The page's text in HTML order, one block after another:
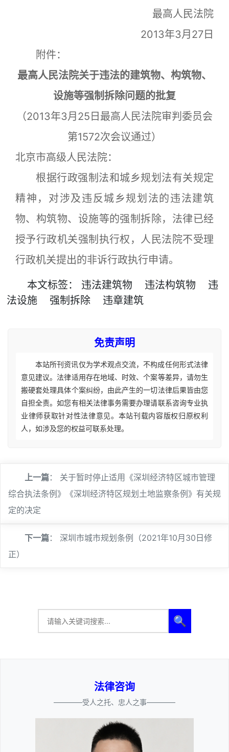
最高人民法院
2013年3月27日
附件：
最高人民法院关于违法的建筑物、构筑物、
设施等强制拆除问题的批复
（2013年3月25日最高人民法院审判委员会
第1572次会议通过）
北京市高级人民法院：
根据行政强制法和城乡规划法有关规定
精神，对涉及违反城乡规划法的违法建筑
物、构筑物、设施等的强制拆除，法律已经
授予行政机关强制执行权，人民法院不受理
行政机关提出的非诉行政执行申请。
本文标签： 违法建筑物 违法构筑物
违
法设施
强制拆除 违章建筑
免责声明
本站所刊资讯仅为学术观点交流，不构成任何形式法律
意见建议。法律适用存在地域、时效、个案等差异，请勿生
搬硬套处理具体个案纠纷，由此产生的一切法律后果皆由您
自担全责。如您有相关法律事务需要办理请联系咨询专业执
业律师获取针对性法律意见。本站刊载内容版权归原权利
人，如涉及您的权益可联系处理。
上一篇： 关于暂时停止适用《深圳经济特区城市管理
综合执法条例》《深圳经济特区规划土地监察条例》有关规
定的决定
下一篇： 深圳市城市规划条例（2021年10月30日修
正）
🔍
法律咨询
————受人之托、忠人之事————